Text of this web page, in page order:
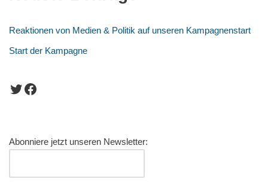
Reaktionen von Medien & Politik auf unseren Kampagnenstart
Start der Kampagne
Abonniere jetzt unseren Newsletter: